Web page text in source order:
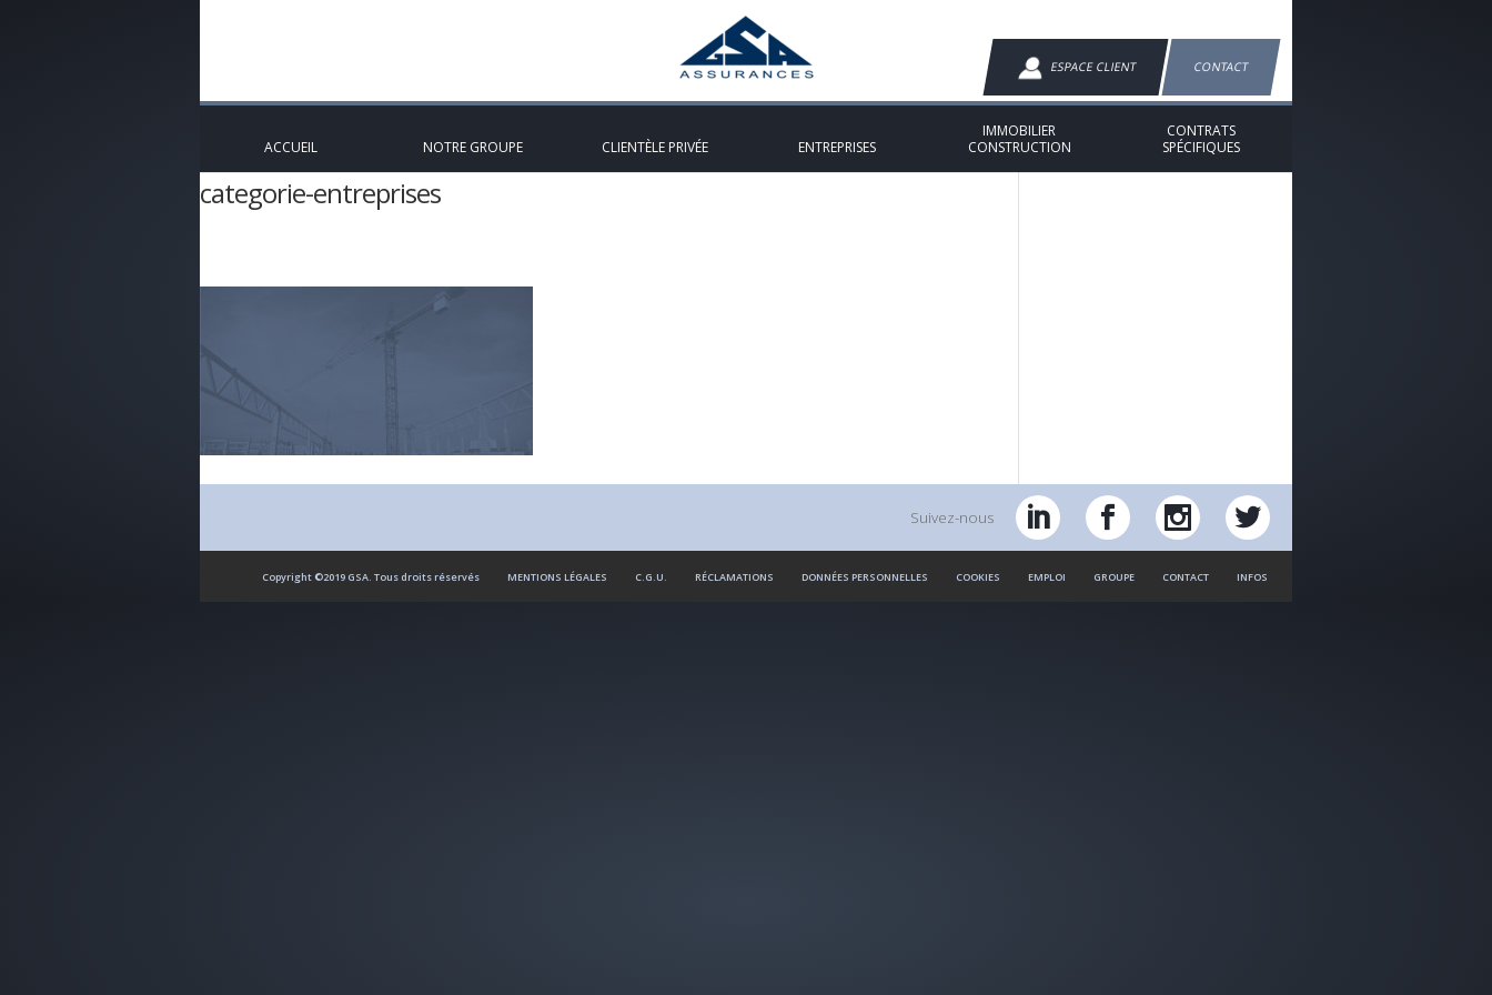
ESPACE CLIENT CONTACT
ACCUEIL NOTRE GROUPE CLIENTÈLE PRIVÉE ENTREPRISES
IMMOBILIER
CONSTRUCTION
CONTRATS
SPÉCIFIQUES
categorie-entreprises
Suivez-nous
Copyright ©2019 GSA. Tous droits réservés MENTIONS LÉGALES C.G.U. RÉCLAMATIONS DONNÉES PERSONNELLES COOKIES EMPLOI GROUPE CONTACT INFOS